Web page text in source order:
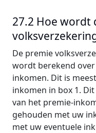
27.2 Hoe wordt
De premie
wordt berekend
inkomen. Dit is
inkomen in box 1.
van het premie-
gehouden met uw
met uw eventuele